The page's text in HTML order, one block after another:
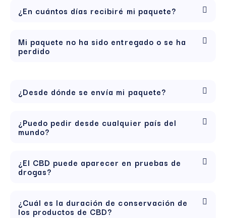
¿En cuántos días recibiré mi paquete?
Mi paquete no ha sido entregado o se ha
perdido
¿Desde dónde se envía mi paquete?
¿Puedo pedir desde cualquier país del
mundo?
¿El CBD puede aparecer en pruebas de
drogas?
¿Cuál es la duración de conservación de
los productos de CBD?